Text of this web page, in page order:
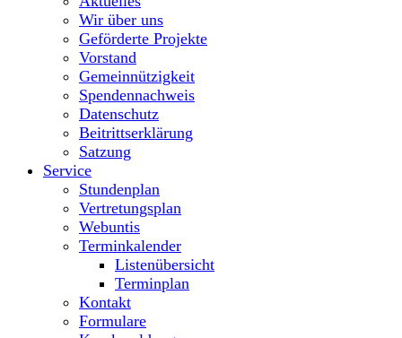
Wir über uns
Geförderte Projekte
Vorstand
Gemeinnützigkeit
Spendennachweis
Datenschutz
Beitrittserklärung
Satzung
Service
Stundenplan
Vertretungsplan
Webuntis
Terminkalender
Listenübersicht
Terminplan
Kontakt
Formulare